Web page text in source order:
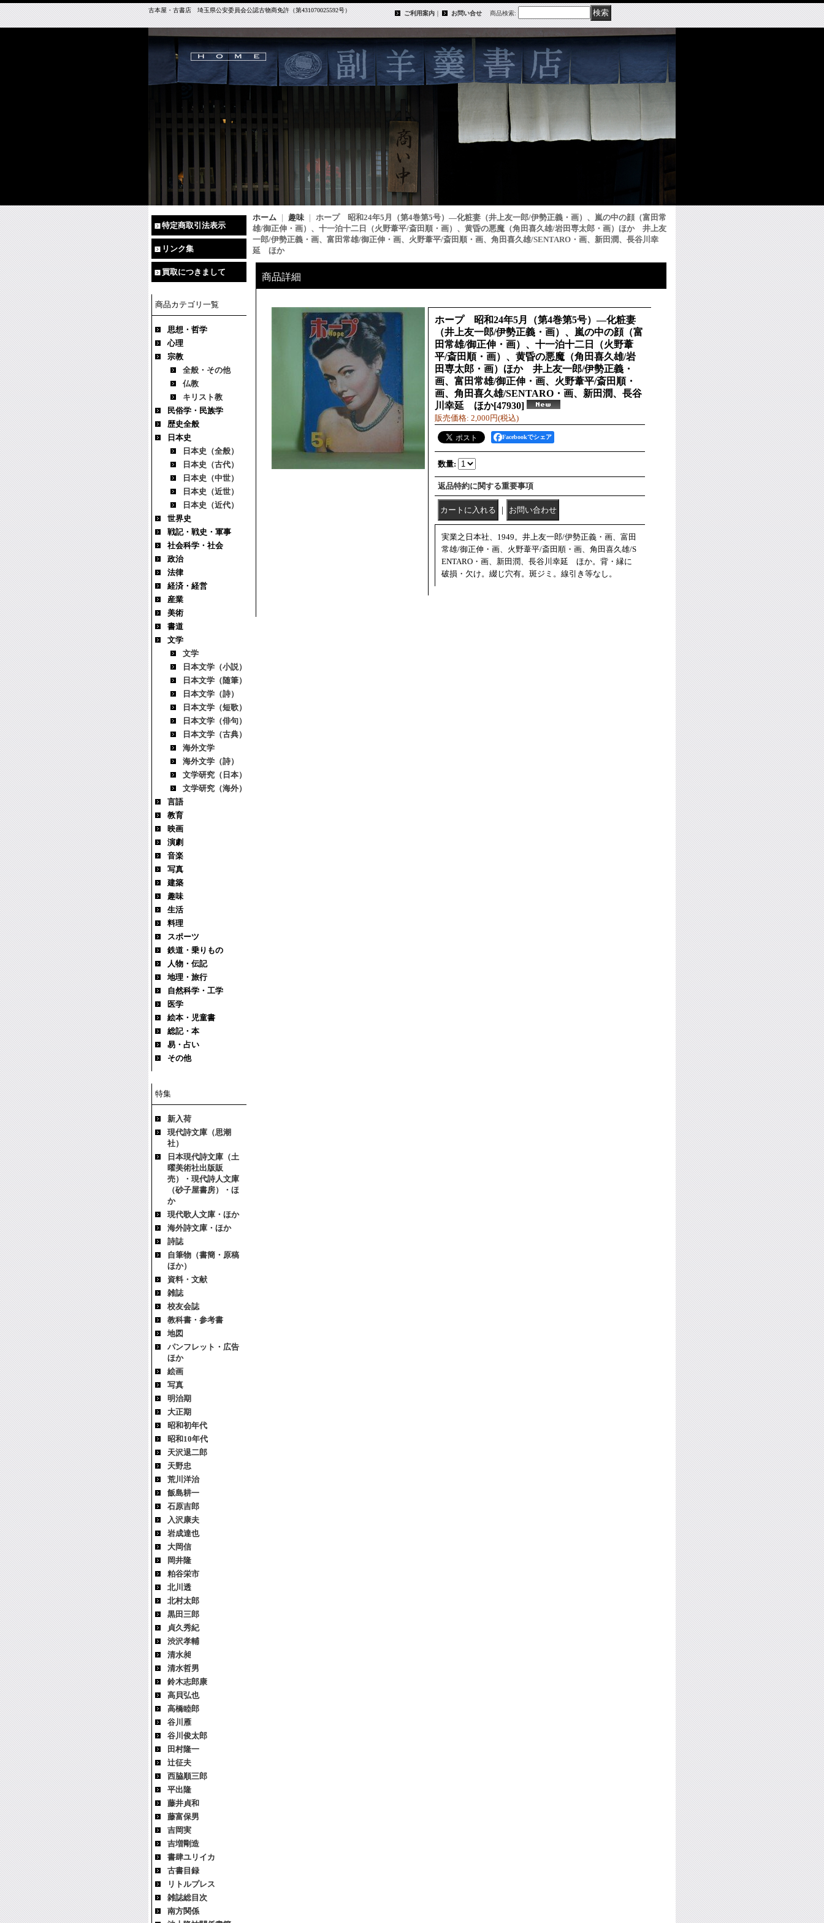
古本屋・古書店 埼玉県公安委員会公認古物商免許（第431070025592号） ご利用案内｜ お問い合せ 商品検索:
特定商取引法表示
リンク集
買取につきまして
商品カテゴリ一覧
思想・哲学
心理
宗教
全般・その他
仏教
キリスト教
民俗学・民族学
歴史全般
日本史
日本史（全般）
日本史（古代）
日本史（中世）
日本史（近世）
日本史（近代）
世界史
戦記・戦史・軍事
社会科学・社会
政治
法律
経済・経営
産業
美術
書道
文学
文学
日本文学（小説）
日本文学（随筆）
日本文学（詩）
日本文学（短歌）
日本文学（俳句）
日本文学（古典）
海外文学
海外文学（詩）
文学研究（日本）
文学研究（海外）
言語
教育
映画
演劇
音楽
写真
建築
趣味
生活
料理
スポーツ
鉄道・乗りもの
人物・伝記
地理・旅行
自然科学・工学
医学
絵本・児童書
総記・本
易・占い
その他
特集
新入荷
現代詩文庫（思潮
社）
日本現代詩文庫（土
曜美術社出版販
売）・現代詩人文庫
（砂子屋書房）・ほ
か
現代歌人文庫・ほか
海外詩文庫・ほか
詩誌
自筆物（書簡・原稿
ほか）
資料・文献
雑誌
校友会誌
教科書・参考書
地図
パンフレット・広告
ほか
絵画
写真
明治期
大正期
昭和初年代
昭和10年代
天沢退二郎
天野忠
荒川洋治
飯島耕一
石原吉郎
入沢康夫
岩成達也
大岡信
岡井隆
粕谷栄市
北川透
北村太郎
黒田三郎
貞久秀紀
渋沢孝輔
清水昶
清水哲男
鈴木志郎康
高貝弘也
高橋睦郎
谷川雁
谷川俊太郎
田村隆一
辻征夫
西脇順三郎
平出隆
藤井貞和
藤富保男
吉岡実
吉増剛造
書肆ユリイカ
古書目録
リトルプレス
雑誌総目次
南方関係
ホーム 趣味｜ ホープ 昭和24年5月（第4巻第5号）―化粧妻（井上友一郎/伊勢正義・画）、嵐の中の顔（富田常
雄/御正伸・画）、十一泊十二日（火野葦平/斎田順・画）、黄昏の悪魔（角田喜久雄/岩田専太郎・画）ほか 井上友
一郎/伊勢正義・画、富田常雄/御正伸・画、火野葦平/斎田順・画、角田喜久雄/SENTARO・画、新田潤、長谷川幸
延 ほか
商品詳細
ホープ 昭和24年5月（第4巻第5号）―化粧妻
（井上友一郎/伊勢正義・画）、嵐の中の顔（富
田常雄/御正伸・画）、十一泊十二日（火野葦
平/斎田順・画）、黄昏の悪魔（角田喜久雄/岩
田専太郎・画）ほか 井上友一郎/伊勢正義・
画、富田常雄/御正伸・画、火野葦平/斎田順・
画、角田喜久雄/SENTARO・画、新田潤、長谷
川幸延 ほか[47930]
販売価格: 2,000円(税込)
Facebookでシェア
数量:
返品特約に関する重要事項
｜
実業之日本社、1949。井上友一郎/伊勢正義・画、富田
常雄/御正伸・画、火野葦平/斎田順・画、角田喜久雄/S
ENTARO・画、新田潤、長谷川幸延 ほか。背・縁に
破損・欠け。綴じ穴有。斑ジミ。線引き等なし。